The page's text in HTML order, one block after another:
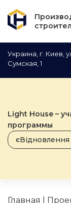
Украина, г. Киев,
Сумская, 1
Light House –
программы
єВідновлення
Главная